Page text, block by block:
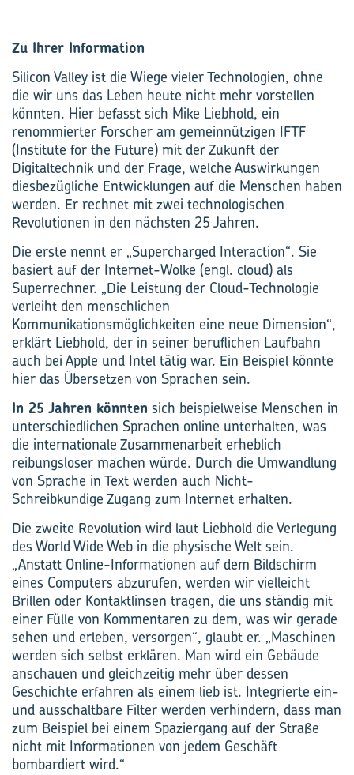
Zu Ihrer Information
Silicon Valley ist die Wiege vieler Technologien, ohne
die wir uns das Leben heute nicht mehr vorstellen
könnten. Hier befasst sich Mike Liebhold, ein
renommierter Forscher am gemeinnützigen IFTF
(Institute for the Future) mit der Zukunft der
Digitaltechnik und der Frage, welche Auswirkungen
diesbezügliche Entwicklungen auf die Menschen haben
werden. Er rechnet mit zwei technologischen
Revolutionen in den nächsten 25 Jahren.
Die erste nennt er „Supercharged Interaction“. Sie
basiert auf der Internet-Wolke (engl. cloud) als
Superrechner. „Die Leistung der Cloud-Technologie
verleiht den menschlichen
Kommunikationsmöglichkeiten eine neue Dimension“,
erklärt Liebhold, der in seiner beruflichen Laufbahn
auch bei Apple und Intel tätig war. Ein Beispiel könnte
hier das Übersetzen von Sprachen sein.
In 25 Jahren könnten sich beispielweise Menschen in
unterschiedlichen Sprachen online unterhalten, was
die internationale Zusammenarbeit erheblich
reibungsloser machen würde. Durch die Umwandlung
von Sprache in Text werden auch Nicht-
Schreibkundige Zugang zum Internet erhalten.
Die zweite Revolution wird laut Liebhold die Verlegung
des World Wide Web in die physische Welt sein.
„Anstatt Online-Informationen auf dem Bildschirm
eines Computers abzurufen, werden wir vielleicht
Brillen oder Kontaktlinsen tragen, die uns ständig mit
einer Fülle von Kommentaren zu dem, was wir gerade
sehen und erleben, versorgen“, glaubt er. „Maschinen
werden sich selbst erklären. Man wird ein Gebäude
anschauen und gleichzeitig mehr über dessen
Geschichte erfahren als einem lieb ist. Integrierte ein-
und ausschaltbare Filter werden verhindern, dass man
zum Beispiel bei einem Spaziergang auf der Straße
nicht mit Informationen von jedem Geschäft
bombardiert wird.“